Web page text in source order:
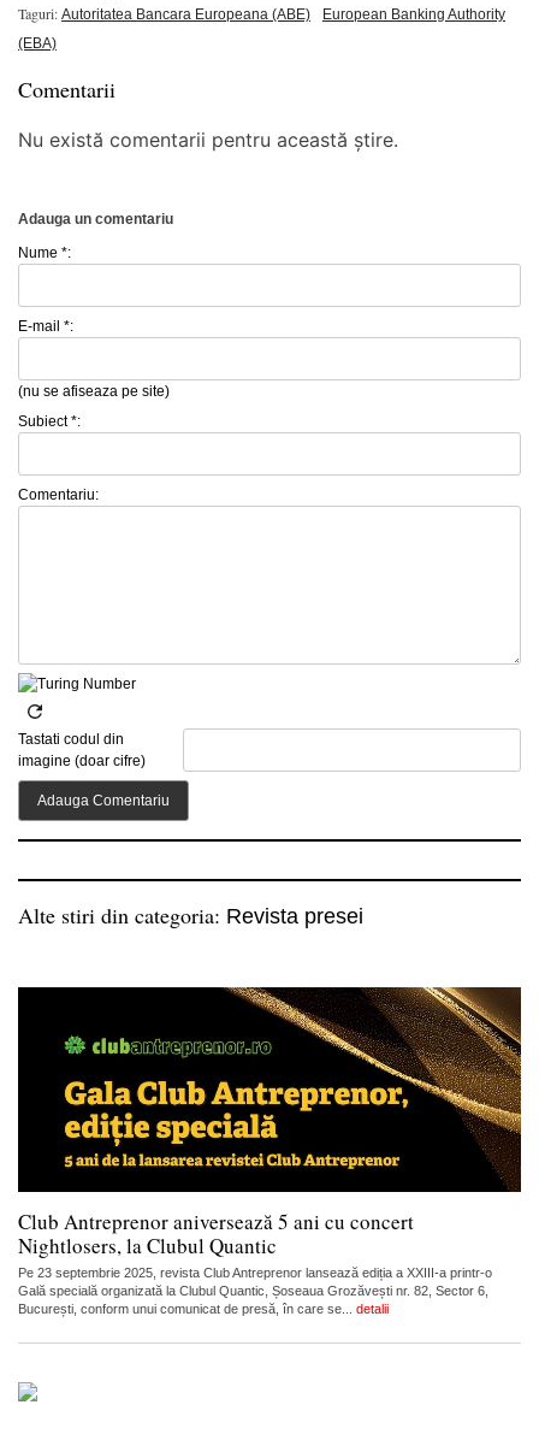
Taguri: Autoritatea Bancara Europeana (ABE)
European Banking Authority
(EBA)
Comentarii
Nu există comentarii pentru această știre.
Adauga un comentariu
Nume *:
E-mail *:
(nu se afiseaza pe site)
Subiect *:
Comentariu:
Tastati codul din
imagine (doar cifre)
Alte stiri din categoria: Revista presei
Club Antreprenor aniversează 5 ani cu concert
Nightlosers, la Clubul Quantic
Pe 23 septembrie 2025, revista Club Antreprenor lansează ediția a XXIII-a printr-o
Gală specială organizată la Clubul Quantic, Șoseaua Grozăvești nr. 82, Sector 6,
București, conform unui comunicat de presă, în care se... detalii